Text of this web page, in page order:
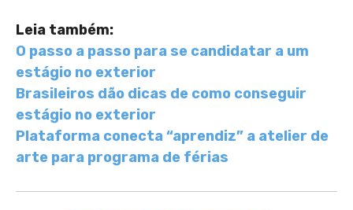
Leia também:
O passo a passo para se candidatar a um
estágio no exterior
Brasileiros dão dicas de como conseguir
estágio no exterior
Plataforma conecta “aprendiz” a atelier de
arte para programa de férias